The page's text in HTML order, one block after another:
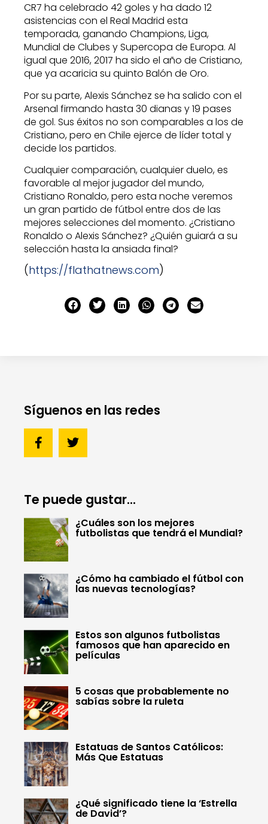
CR7 ha celebrado 42 goles y ha dado 12
asistencias con el Real Madrid esta
temporada, ganando Champions, Liga,
Mundial de Clubes y Supercopa de Europa. Al
igual que 2016, 2017 ha sido el año de Cristiano,
que ya acaricia su quinto Balón de Oro.
Por su parte, Alexis Sánchez se ha salido con el
Arsenal firmando hasta 30 dianas y 19 pases
de gol. Sus éxitos no son comparables a los de
Cristiano, pero en Chile ejerce de líder total y
decide los partidos.
Cualquier comparación, cualquier duelo, es
favorable al mejor jugador del mundo,
Cristiano Ronaldo, pero esta noche veremos
un gran partido de fútbol entre dos de las
mejores selecciones del momento. ¿Cristiano
Ronaldo o Alexis Sánchez? ¿Quién guiará a su
selección hasta la ansiada final?
(https://flathatnews.com)
Síguenos en las redes
Te puede gustar...
¿Cuáles son los mejores
futbolistas que tendrá el Mundial?
¿Cómo ha cambiado el fútbol con
las nuevas tecnologías?
Estos son algunos futbolistas
famosos que han aparecido en
películas
5 cosas que probablemente no
sabías sobre la ruleta
Estatuas de Santos Católicos:
Más Que Estatuas
¿Qué significado tiene la ‘Estrella
de David’?